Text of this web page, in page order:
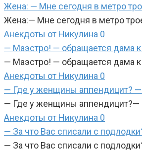
Жена: — Мне сегодня в метро
Жена:— Мне сегодня в метро
Анекдоты от Никулина 0
— Маэстро! — обращается дама
— Маэстро! — обращается дама
Анекдоты от Никулина 0
— Где у женщины аппендицит?
— Где у женщины аппендицит?—
Анекдоты от Никулина 0
— За что Вас списали с
— За что Вас списали с